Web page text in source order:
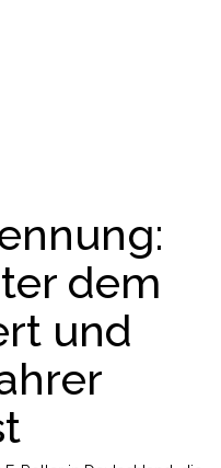
dem
und